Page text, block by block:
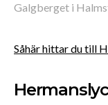
Galgberget i
Såhär hittar du till